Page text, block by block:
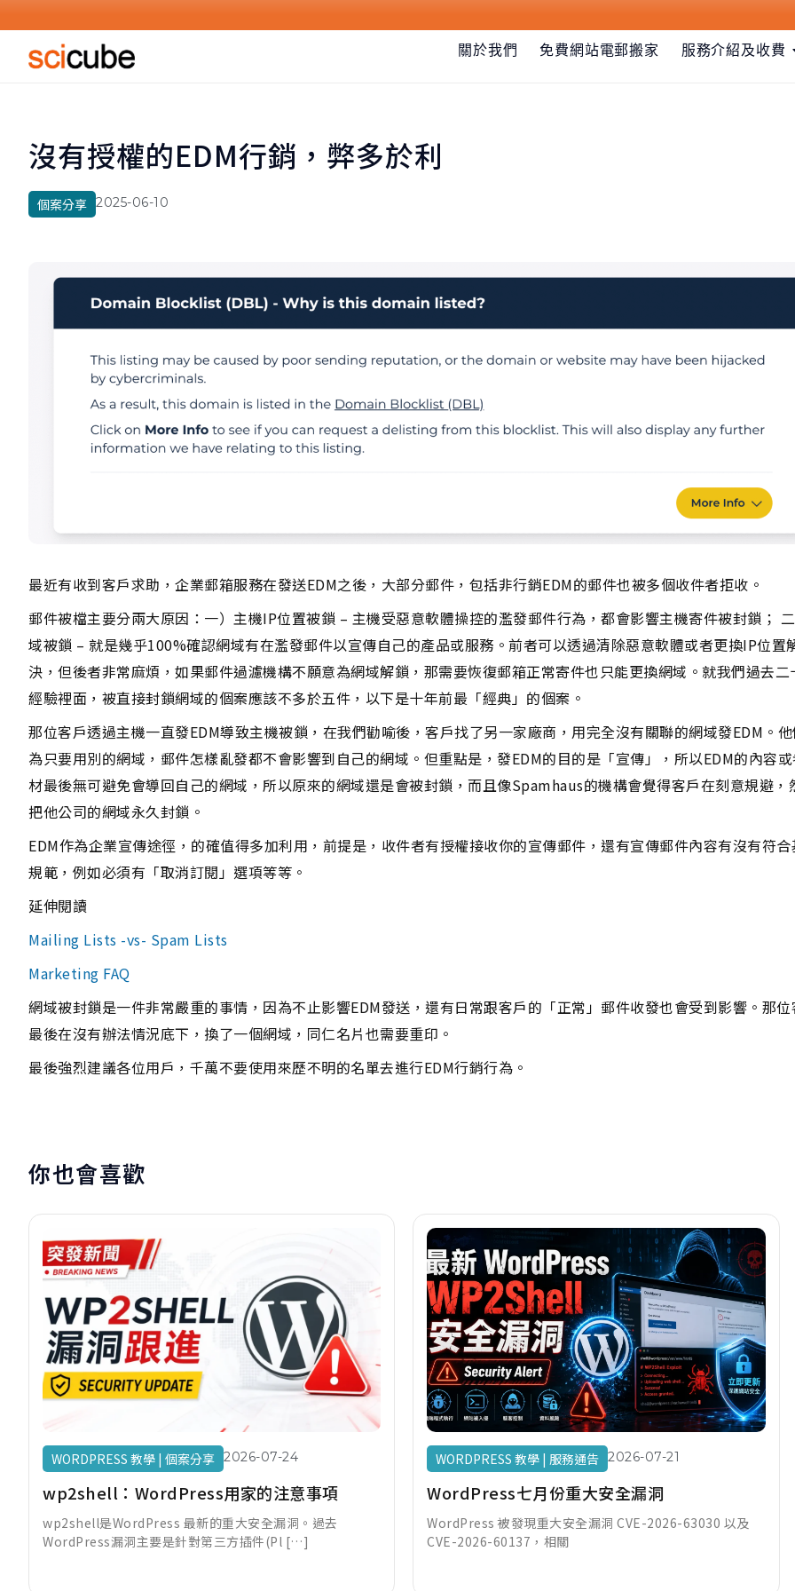
關於我們 免費網站電郵搬家 服務介紹及收費
沒有授權的EDM行銷，弊多於利
個案分享 2025-06-10
最近有收到客戶求助，企業郵箱服務在發送EDM之後，大部分郵件，包括非行銷EDM的郵件也被多個收件者拒收。
郵件被檔主要分兩大原因：一）主機IP位置被鎖 – 主機受惡意軟體操控的濫發郵件行為，都會影響主機寄件被封鎖；
域被鎖 – 就是幾乎100%確認網域有在濫發郵件以宣傳自己的產品或服務。前者可以透過清除惡意軟體或者更換IP位置
決，但後者非常麻煩，如果郵件過濾機構不願意為網域解鎖，那需要恢復郵箱正常寄件也只能更換網域。就我們過去二
經驗裡面，被直接封鎖網域的個案應該不多於五件，以下是十年前最「經典」的個案。
那位客戶透過主機一直發EDM導致主機被鎖，在我們勸喻後，客戶找了另一家廠商，用完全沒有關聯的網域發EDM。
為只要用別的網域，郵件怎樣亂發都不會影響到自己的網域。但重點是，發EDM的目的是「宣傳」，所以EDM的內容
材最後無可避免會導回自己的網域，所以原來的網域還是會被封鎖，而且像Spamhaus的機構會覺得客戶在刻意規避，
把他公司的網域永久封鎖。
EDM作為企業宣傳途徑，的確值得多加利用，前提是，收件者有授權接收你的宣傳郵件，還有宣傳郵件內容有沒有符合
規範，例如必須有「取消訂閱」選項等等。
延伸閱讀
Mailing Lists -vs- Spam Lists
Marketing FAQ
網域被封鎖是一件非常嚴重的事情，因為不止影響EDM發送，還有日常跟客戶的「正常」郵件收發也會受到影響。那位
最後在沒有辦法情況底下，換了一個網域，同仁名片也需要重印。
最後強烈建議各位用戶，千萬不要使用來歷不明的名單去進行EDM行銷行為。
你也會喜歡
WORDPRESS 教學 | 個案分享 2026-07-24
wp2shell：WordPress用家的注意事項
wp2shell是WordPress 最新的重大安全漏洞。過去
WordPress漏洞主要是針對第三方插件(Pl […]
WORDPRESS 教學 | 服務通告 2026-07-21
WordPress七月份重大安全漏洞
WordPress 被發現重大安全漏洞 CVE-2026-63030 以及
CVE-2026-60137，相關